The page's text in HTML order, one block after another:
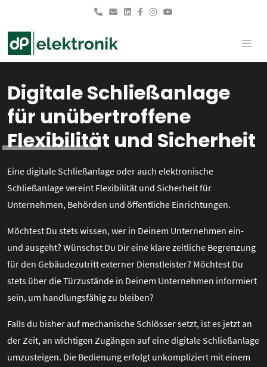
Digitale Schließanlage
für unübertroffene
Flexibilität und Sicherheit
Eine digitale Schließanlage oder auch elektronische
Schließanlage vereint Flexibilität und Sicherheit für
Unternehmen, Behörden und öffentliche Einrichtungen.
Möchtest Du stets wissen, wer in Deinem Unternehmen ein-
und ausgeht? Wünschst Du Dir eine klare zeitliche Begrenzung
für den Gebäudezutritt externer Dienstleister? Möchtest Du
stets über die Türzustände in Deinem Unternehmen informiert
sein, um handlungsfähig zu bleiben?
Falls du bisher auf mechanische Schlösser setzt, ist es jetzt an
der Zeit, an wichtigen Zugängen auf eine digitale Schließanlage
umzusteigen. Die Bedienung erfolgt unkompliziert mit einem